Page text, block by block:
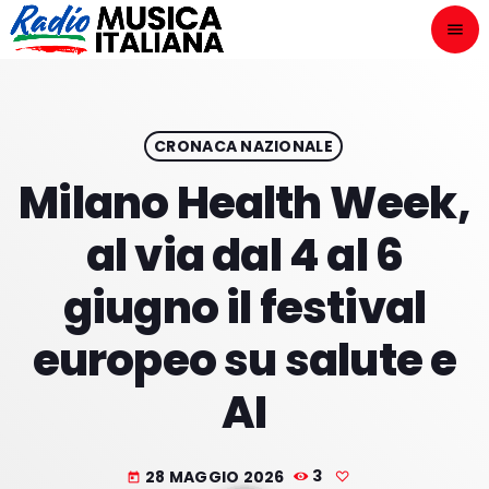
menu
play_arrow
HOME
NOVITÀ DISCOGRAFICHE
CRONACA NAZIONALE
Milano Health Week,
al via dal 4 al 6
giugno il festival
europeo su salute e
AI
today 28 MAGGIO 2026 3